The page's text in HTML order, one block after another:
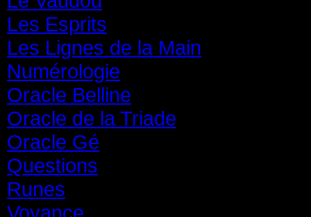
Les Esprits
Les Lignes de la Main
Numérologie
Oracle Belline
Oracle de la Triade
Oracle Gé
Questions
Runes